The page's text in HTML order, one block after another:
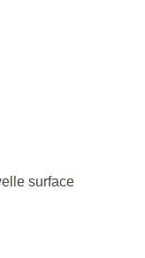
surface